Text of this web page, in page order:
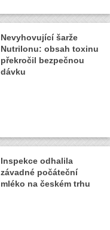
Nevyhovující šarže
Nutrilonu: obsah toxinu
překročil bezpečnou
dávku
Inspekce odhalila
závadné počáteční
mléko na českém trhu